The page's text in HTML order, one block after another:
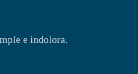
e indolora.